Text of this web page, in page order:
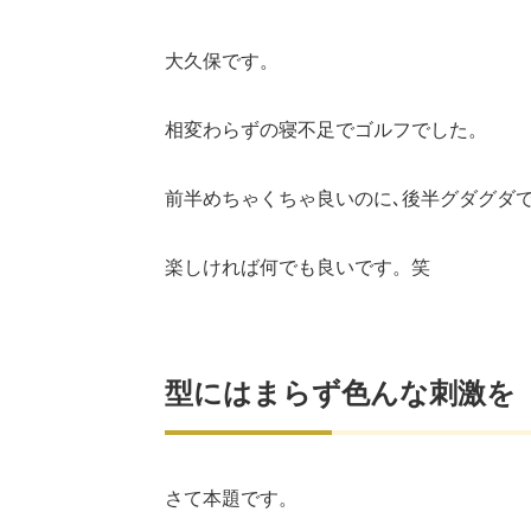
大久保です。
相変わらずの寝不足でゴルフでした。
前半めちゃくちゃ良いのに､後半グダグダ
楽しければ何でも良いです。笑
型にはまらず色んな刺激を
さて本題です。